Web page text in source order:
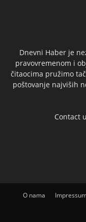
Dnevni Haber je
pravovremenom i
čitaocima pružimo
poštovanje najviših
Contact
O nama